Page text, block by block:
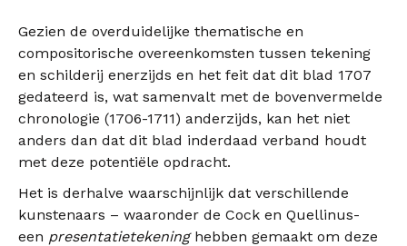
Gezien de overduidelijke thematische en
compositorische overeenkomsten tussen tekening
en schilderij enerzijds en het feit dat dit blad 1707
gedateerd is, wat samenvalt met de bovenvermelde
chronologie (1706-1711) anderzijds, kan het niet
anders dan dat dit blad inderdaad verband houdt
met deze potentiële opdracht.
Het is derhalve waarschijnlijk dat verschillende
kunstenaars – waaronder de Cock en Quellinus-
een presentatietekeninghebben gemaakt om deze